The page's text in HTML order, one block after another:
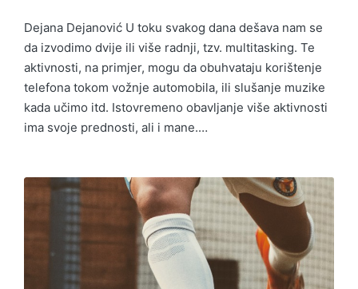
Dejana Dejanović U toku svakog dana dešava nam se
da izvodimo dvije ili više radnji, tzv. multitasking. Te
aktivnosti, na primjer, mogu da obuhvataju korištenje
telefona tokom vožnje automobila, ili slušanje muzike
kada učimo itd. Istovremeno obavljanje više aktivnosti
ima svoje prednosti, ali i mane.…